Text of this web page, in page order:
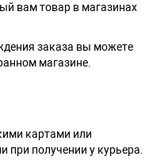
вам товар в магазинах
заказа вы можете
магазине.
картами или
при получении у курьера.